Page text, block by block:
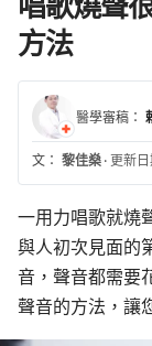
方法
醫學審稿：
文： 黎佳燊 · 更新
一用力唱歌就燒
與人初次見面的
音，聲音都需要
聲音的方法，讓